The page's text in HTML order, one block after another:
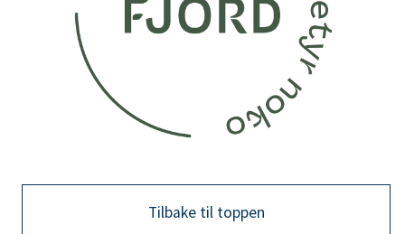
Tilbake til toppen